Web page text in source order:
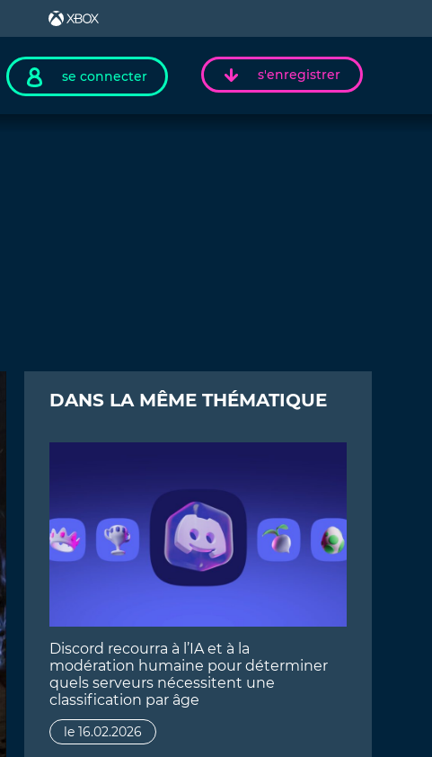
se connecter s'enregistrer
DANS LA MÊME THÉMATIQUE
Discord recourra à l’IA et à la
modération humaine pour déterminer
quels serveurs nécessitent une
classification par âge
le 16.02.2026